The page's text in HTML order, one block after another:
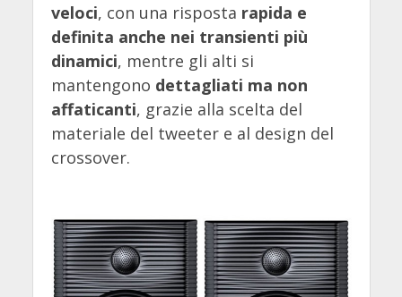
veloci, con una risposta rapida e
definita anche nei transienti più
dinamici, mentre gli alti si
mantengono dettagliati ma non
affaticanti, grazie alla scelta del
materiale del tweeter e al design del
crossover.